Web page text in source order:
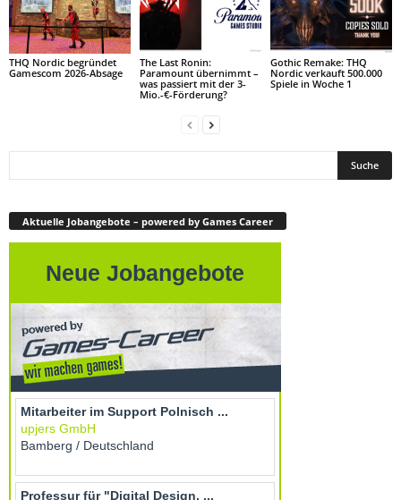
THQ Nordic begründet
Gamescom 2026-Absage
The Last Ronin:
Paramount übernimmt –
was passiert mit der 3-
Mio.-€-Förderung?
Gothic Remake: THQ
Nordic verkauft 500.000
Spiele in Woche 1
Aktuelle Jobangebote – powered by Games Career